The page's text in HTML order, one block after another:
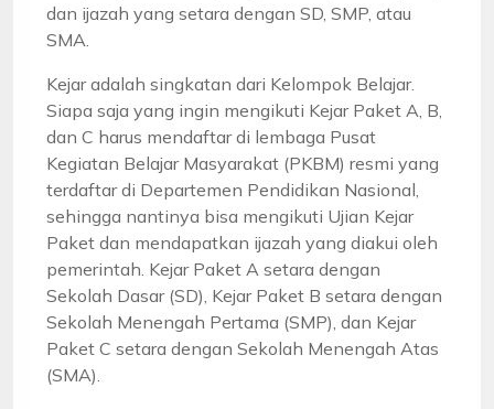
dan ijazah yang setara dengan SD, SMP, atau
SMA.
Kejar adalah singkatan dari Kelompok Belajar.
Siapa saja yang ingin mengikuti Kejar Paket A, B,
dan C harus mendaftar di lembaga Pusat
Kegiatan Belajar Masyarakat (PKBM) resmi yang
terdaftar di Departemen Pendidikan Nasional,
sehingga nantinya bisa mengikuti Ujian Kejar
Paket dan mendapatkan ijazah yang diakui oleh
pemerintah. Kejar Paket A setara dengan
Sekolah Dasar (SD), Kejar Paket B setara dengan
Sekolah Menengah Pertama (SMP), dan Kejar
Paket C setara dengan Sekolah Menengah Atas
(SMA).